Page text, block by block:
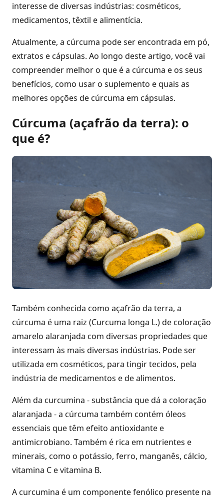
interesse de diversas indústrias: cosméticos,
medicamentos, têxtil e alimentícia.
Atualmente, a cúrcuma pode ser encontrada em pó,
extratos e cápsulas. Ao longo deste artigo, você vai
compreender melhor o que é a cúrcuma e os seus
benefícios, como usar o suplemento e quais as
melhores opções de cúrcuma em cápsulas.
Cúrcuma (açafrão da terra): o
que é?
Também conhecida como açafrão da terra, a
cúrcuma é uma raiz (Curcuma longa L.) de coloração
amarelo alaranjada com diversas propriedades que
interessam às mais diversas indústrias. Pode ser
utilizada em cosméticos, para tingir tecidos, pela
indústria de medicamentos e de alimentos.
Além da curcumina - substância que dá a coloração
alaranjada - a cúrcuma também contém óleos
essenciais que têm efeito antioxidante e
antimicrobiano. Também é rica em nutrientes e
minerais, como o potássio, ferro, manganês, cálcio,
vitamina C e vitamina B.
A curcumina é um componente fenólico presente na